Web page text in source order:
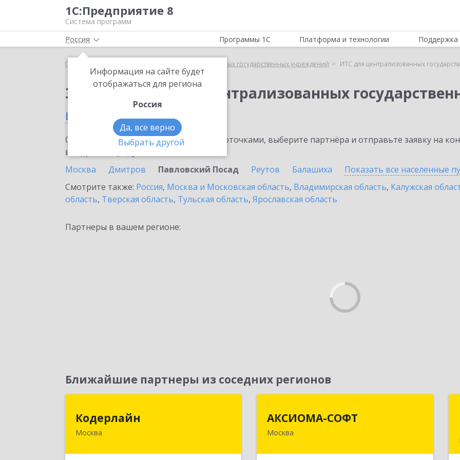
1С:Предприятие 8
Система программ
Россия
Информация на сайте будет
отображаться для региона
Россия
Да, все верно
Выбрать другой
Программы 1С Платформа и технологии Поддержка
Главная ИТС для централизованных государственных учреждений ИТС для централизованных
Заказать ИТС для централизованных
в Павловском Посаде
Ознакомьтесь с информационными карточками, выберите партнёра и отправьте заявку на
внедрение продукта.
Москва
Дмитров Павловский Посад Реутов Балашиха Показать все населенные
Смотрите также: Россия, Москва и Московская область, Владимирская область, Калужская
область, Тверская область, Тульская область, Ярославская область
Партнеры в вашем регионе:
Ближайшие партнеры из соседних регионов
Кодерлайн
Москва
107023, Москва г, Семеновская Б. ул,
АКСИОМА-СОФТ
Москва